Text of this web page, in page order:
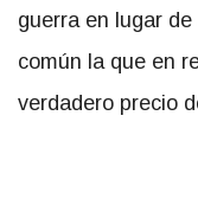
guerra en lugar
común la que en
verdadero precio